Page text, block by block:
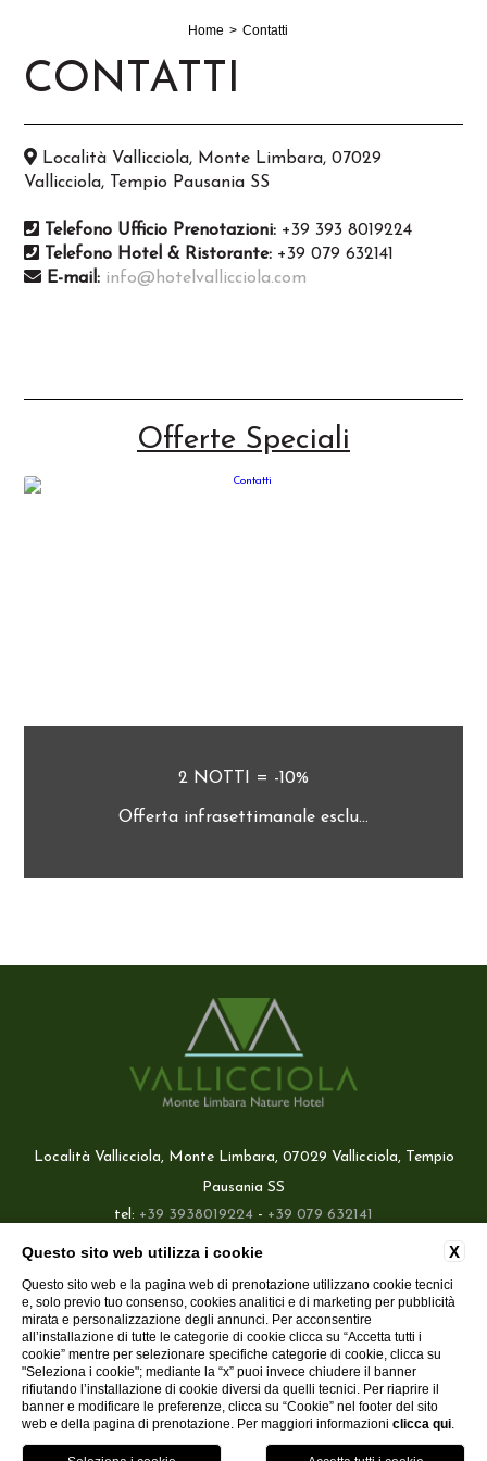
1
Garanzia del miglior prezzo
Delizioso welcome drink incluso
Home Contatti
CONTATTI
Località Vallicciola, Monte Limbara, 07029
Vallicciola, Tempio Pausania SS
Telefono Ufficio Prenotazioni:+39 393 8019224
Telefono Hotel & Ristorante:+39 079 632141
E-mail: info@hotelvallicciola.com
Offerte Speciali
2 NOTTI = -10%
Offerta infrasettimanale esclu...
Località Vallicciola, Monte Limbara, 07029 Vallicciola, Tempio
Pausania SS
tel: +39 3938019224 - +39 079 632141
P.Iva: 02660420908
CONTATTI DATI SOCIETARI PRIVACY
COOKIE
ACCESSIBILITY
X
Questo sito web utilizza i cookie
Questo sito web e la pagina web di prenotazione utilizzano cookie tecnici
e, solo previo tuo consenso, cookies analitici e di marketing per pubblicità
mirata e personalizzazione degli annunci. Per acconsentire
all’installazione di tutte le categorie di cookie clicca su “Accetta tutti i
cookie” mentre per selezionare specifiche categorie di cookie, clicca su
"Seleziona i cookie"; mediante la “x” puoi invece chiudere il banner
rifiutando l’installazione di cookie diversi da quelli tecnici. Per riaprire il
banner e modificare le preferenze, clicca su “Cookie” nel footer del sito
web e della pagina di prenotazione. Per maggiori informazioni clicca qui.